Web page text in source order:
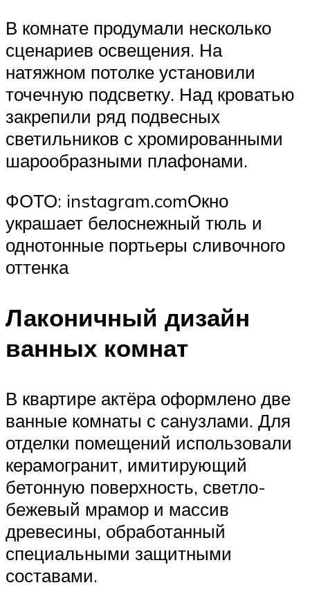
В комнате продумали несколько
сценариев освещения. На
натяжном потолке установили
точечную подсветку. Над кроватью
закрепили ряд подвесных
светильников с хромированными
шарообразными плафонами.
ФОТО: instagram.comОкно
украшает белоснежный тюль и
однотонные портьеры сливочного
оттенка
Лаконичный дизайн
ванных комнат
В квартире актёра оформлено две
ванные комнаты с санузлами. Для
отделки помещений использовали
керамогранит, имитирующий
бетонную поверхность, светло-
бежевый мрамор и массив
древесины, обработанный
специальными защитными
составами.